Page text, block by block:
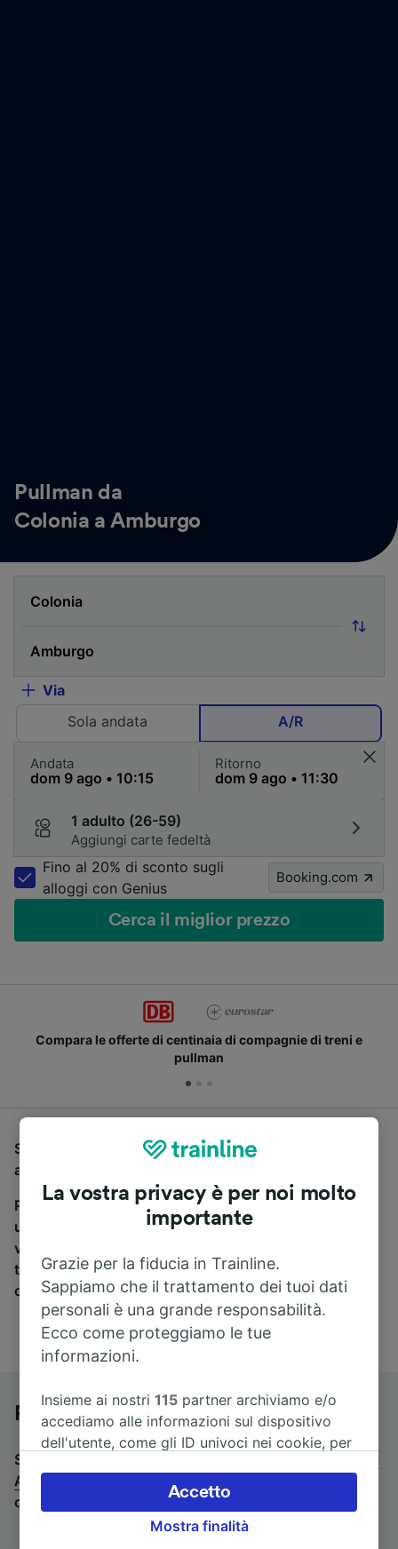
Pullman da
Colonia a Amburgo
Via
Sola andata
A/R
Andata Ritorno
1 adulto (26-59)
Aggiungi carte fedeltà
Fino al 20% di sconto sugli
alloggi con Genius
Booking.com
Cerca il miglior prezzo
Compara le offerte di centinaia di compagnie di treni e
pullman
Se stai cercando un pullman per viaggiare da Colonia
a Amburgo, sei nel posto giusto.
Per trovare i biglietti dei pullman, è sufficiente avviare
una ricerca in alto, e compareremo i tempi e i costi del
viaggio in treno e in pullman. Con Trainline puoi
trovare i biglietti per viaggiare con oltre 170
compagnie ferroviarie e dei pullman.
Pullman da Colonia a Amburgo
Stai cercando un viaggio di ritorno? Vai su
Amburgo a Colonia
Se preferisci prendere il treno,
consulta la pagina
treni da Colonia a Amburgo
La vostra privacy è per noi molto
importante
Grazie per la fiducia in Trainline.
Sappiamo che il trattamento dei tuoi dati
personali è una grande responsabilità.
Ecco come proteggiamo le tue
informazioni.
Insieme ai nostri115 partner archiviamo e/o
accediamo alle informazioni sul dispositivo
dell'utente, come gli ID univoci nei cookie, per
accettare o gestire le proprie scelte facendo
clic di seguito, tra cui il proprio diritto di
opporsi sulla base di un interesse legittimo o
Mostra finalità
Accetto